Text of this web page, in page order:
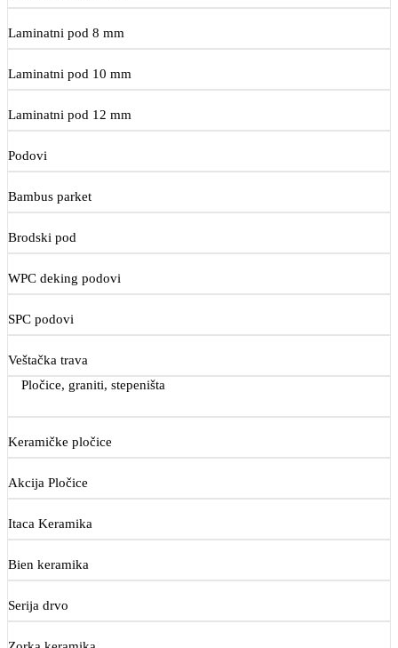
Laminatni pod 8 mm
Laminatni pod 10 mm
Laminatni pod 12 mm
Podovi
Bambus parket
Brodski pod
WPC deking podovi
SPC podovi
Veštačka trava
Pločice, graniti, stepeništa
Keramičke pločice
Akcija Pločice
Itaca Keramika
Bien keramika
Serija drvo